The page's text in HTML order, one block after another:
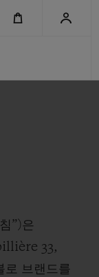
”)은
33,
브랜드를